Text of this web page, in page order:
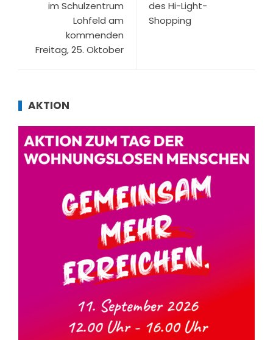
im Schulzentrum
Lohfeld am
kommenden
Freitag, 25. Oktober
des Hi-Light-
Shopping
AKTION